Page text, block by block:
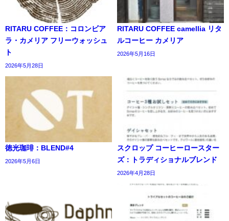
RITARU COFFEE：コロンビア
ラ・カメリア フリーウォッシュ
ト
2026年5月28日
RITARU COFFEE camellia リタ
ルコーヒー カメリア
2026年5月16日
徳光珈琲：BLEND#4
2026年5月6日
スクロップ コーヒーロースター
ズ：トラディショナルブレンド
2026年4月28日